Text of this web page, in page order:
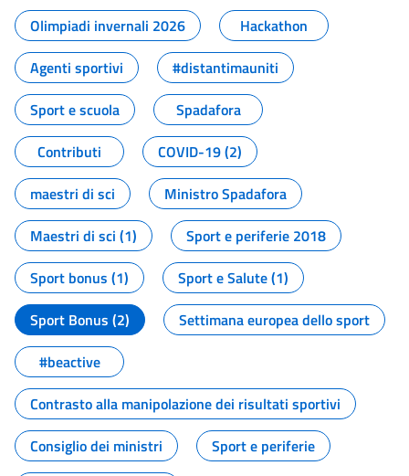
Olimpiadi invernali 2026
Hackathon
Agenti sportivi
#distantimauniti
Sport e scuola
Spadafora
Contributi
COVID-19 (2)
maestri di sci
Ministro Spadafora
Maestri di sci (1)
Sport e periferie 2018
Sport bonus (1)
Sport e Salute (1)
Sport Bonus (2)
Settimana europea dello sport
#beactive
Contrasto alla manipolazione dei risultati sportivi
Consiglio dei ministri
Sport e periferie